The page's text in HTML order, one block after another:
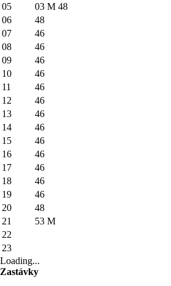
05
03 M 48
06
48
07
46
08
46
09
46
10
46
11
46
12
46
13
46
14
46
15
46
16
46
17
46
18
46
19
46
20
48
21
53 M
22
23
Loading...
Zastávky